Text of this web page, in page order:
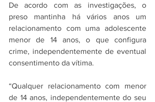
De acordo com as investigações, o
preso mantinha há vários anos um
relacionamento com uma adolescente
menor de 14 anos, o que configura
crime, independentemente de eventual
consentimento da vítima.
“Qualquer relacionamento com menor
de 14 anos, independentemente do seu